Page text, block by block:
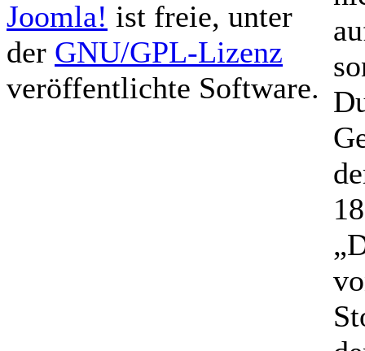
Joomla! ist freie, unter
der GNU/GPL-Lizenz
veröffentlichte Software.